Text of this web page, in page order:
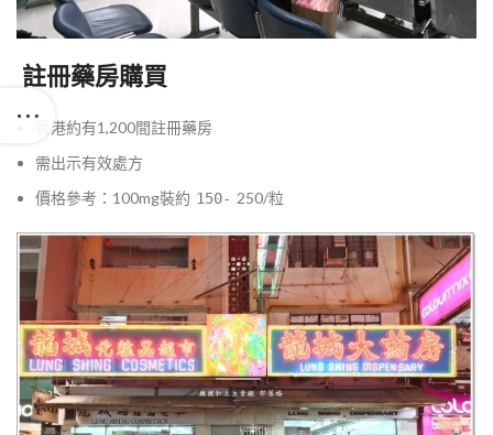
註冊藥房購買
香港約有1,200間註冊藥房
需出示有效處方
價格參考：100mg裝約 150- 250/粒